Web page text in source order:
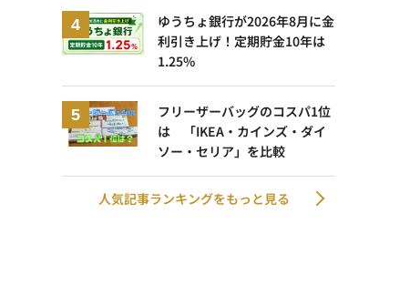
ゆうちょ銀行が2026年8月に金
利引き上げ！定期貯金10年は
1.25%
フリーザーバッグのコスパ1位
は 「IKEA・カインズ・ダイ
ソー・セリア」を比較
人気記事ランキングをもっと見る